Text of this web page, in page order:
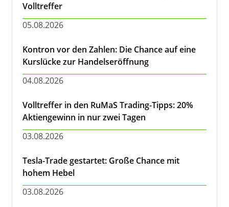
Volltreffer
05.08.2026
Kontron vor den Zahlen: Die Chance auf eine
Kurslücke zur Handelseröffnung
04.08.2026
Volltreffer in den RuMaS Trading-Tipps: 20%
Aktiengewinn in nur zwei Tagen
03.08.2026
Tesla-Trade gestartet: Große Chance mit
hohem Hebel
03.08.2026